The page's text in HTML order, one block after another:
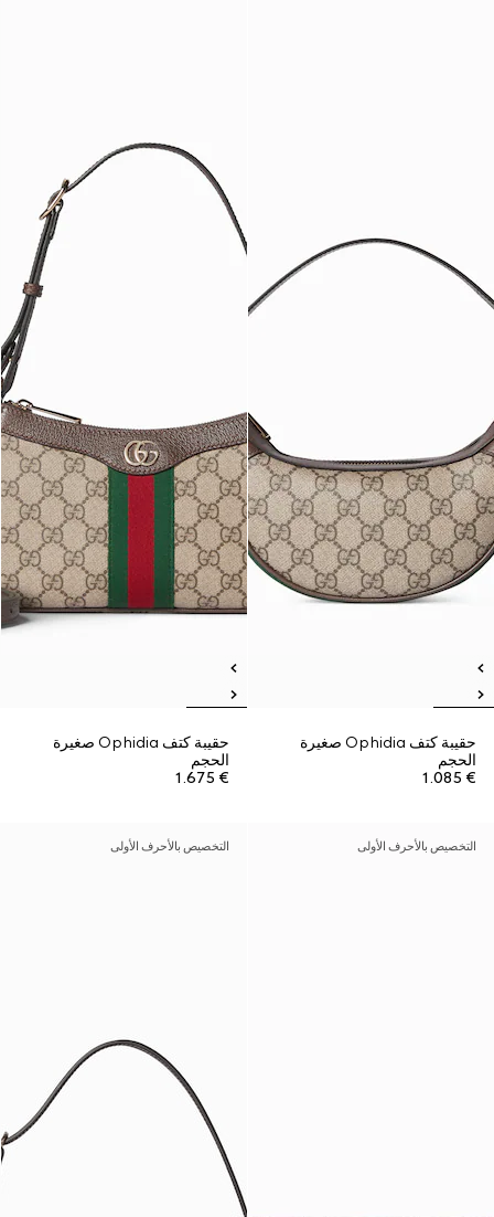
حقيبة كتف Ophidia صغيرة
الحجم
€ 1.085
حقيبة كتف Ophidia صغيرة
الحجم
€ 1.675
التخصيص بالأحرف الأولى التخصيص بالأحرف الأولى